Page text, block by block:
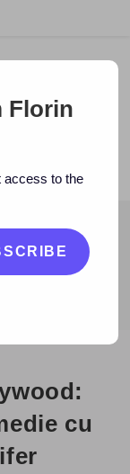
MOCAPP.
goes to Hollywood:
cu
Florin
access to the